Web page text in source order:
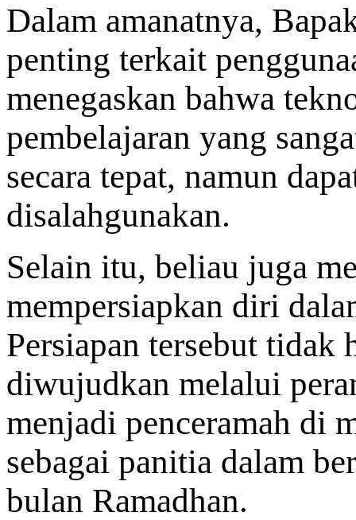
Dalam amanatnya,
penting terkait
menegaskan bahwa
pembelajaran yang
secara tepat, namun
disalahgunakan.
Selain itu, beliau juga
mempersiapkan diri
Persiapan tersebut
diwujudkan melalui
menjadi penceramah di
sebagai panitia dalam
bulan Ramadhan.